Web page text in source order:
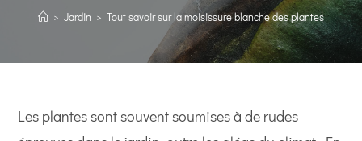
> Jardin > Tout savoir sur la moisissure blanche des plantes
Les plantes sont souvent soumises à de rudes